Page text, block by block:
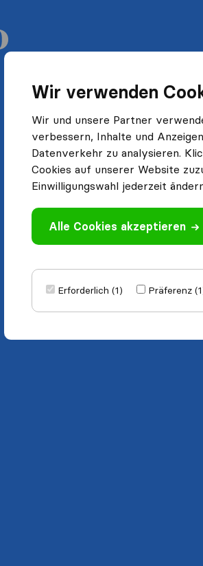
Wir verwenden
Wir und unsere Partner
verbessern, Inhalte und
Datenverkehr zu analysieren.
Cookies auf unserer Website
Einwilligungswahl jederzeit
Alle Cookies akzeptieren
Erforderlich (1) Präferenz